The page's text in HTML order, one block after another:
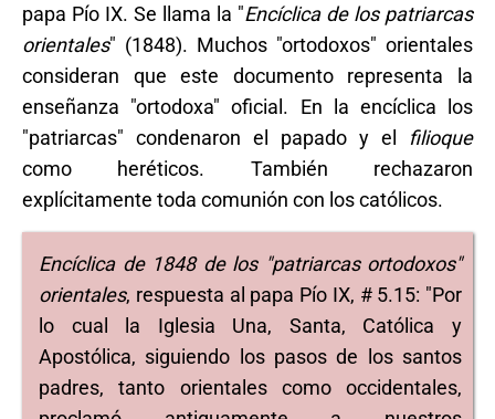
papa Pío IX. Se llama la "Encíclica de los patriarcas
orientales" (1848). Muchos "ortodoxos" orientales
consideran que este documento representa la
enseñanza "ortodoxa" oficial. En la encíclica los
"patriarcas" condenaron el papado y el filioque
como heréticos. También rechazaron
explícitamente toda comunión con los católicos.
Encíclica de 1848 de los "patriarcas ortodoxos"
orientales, respuesta al papa Pío IX, # 5.15: "Por
lo cual la Iglesia Una, Santa, Católica y
Apostólica, siguiendo los pasos de los santos
padres, tanto orientales como occidentales,